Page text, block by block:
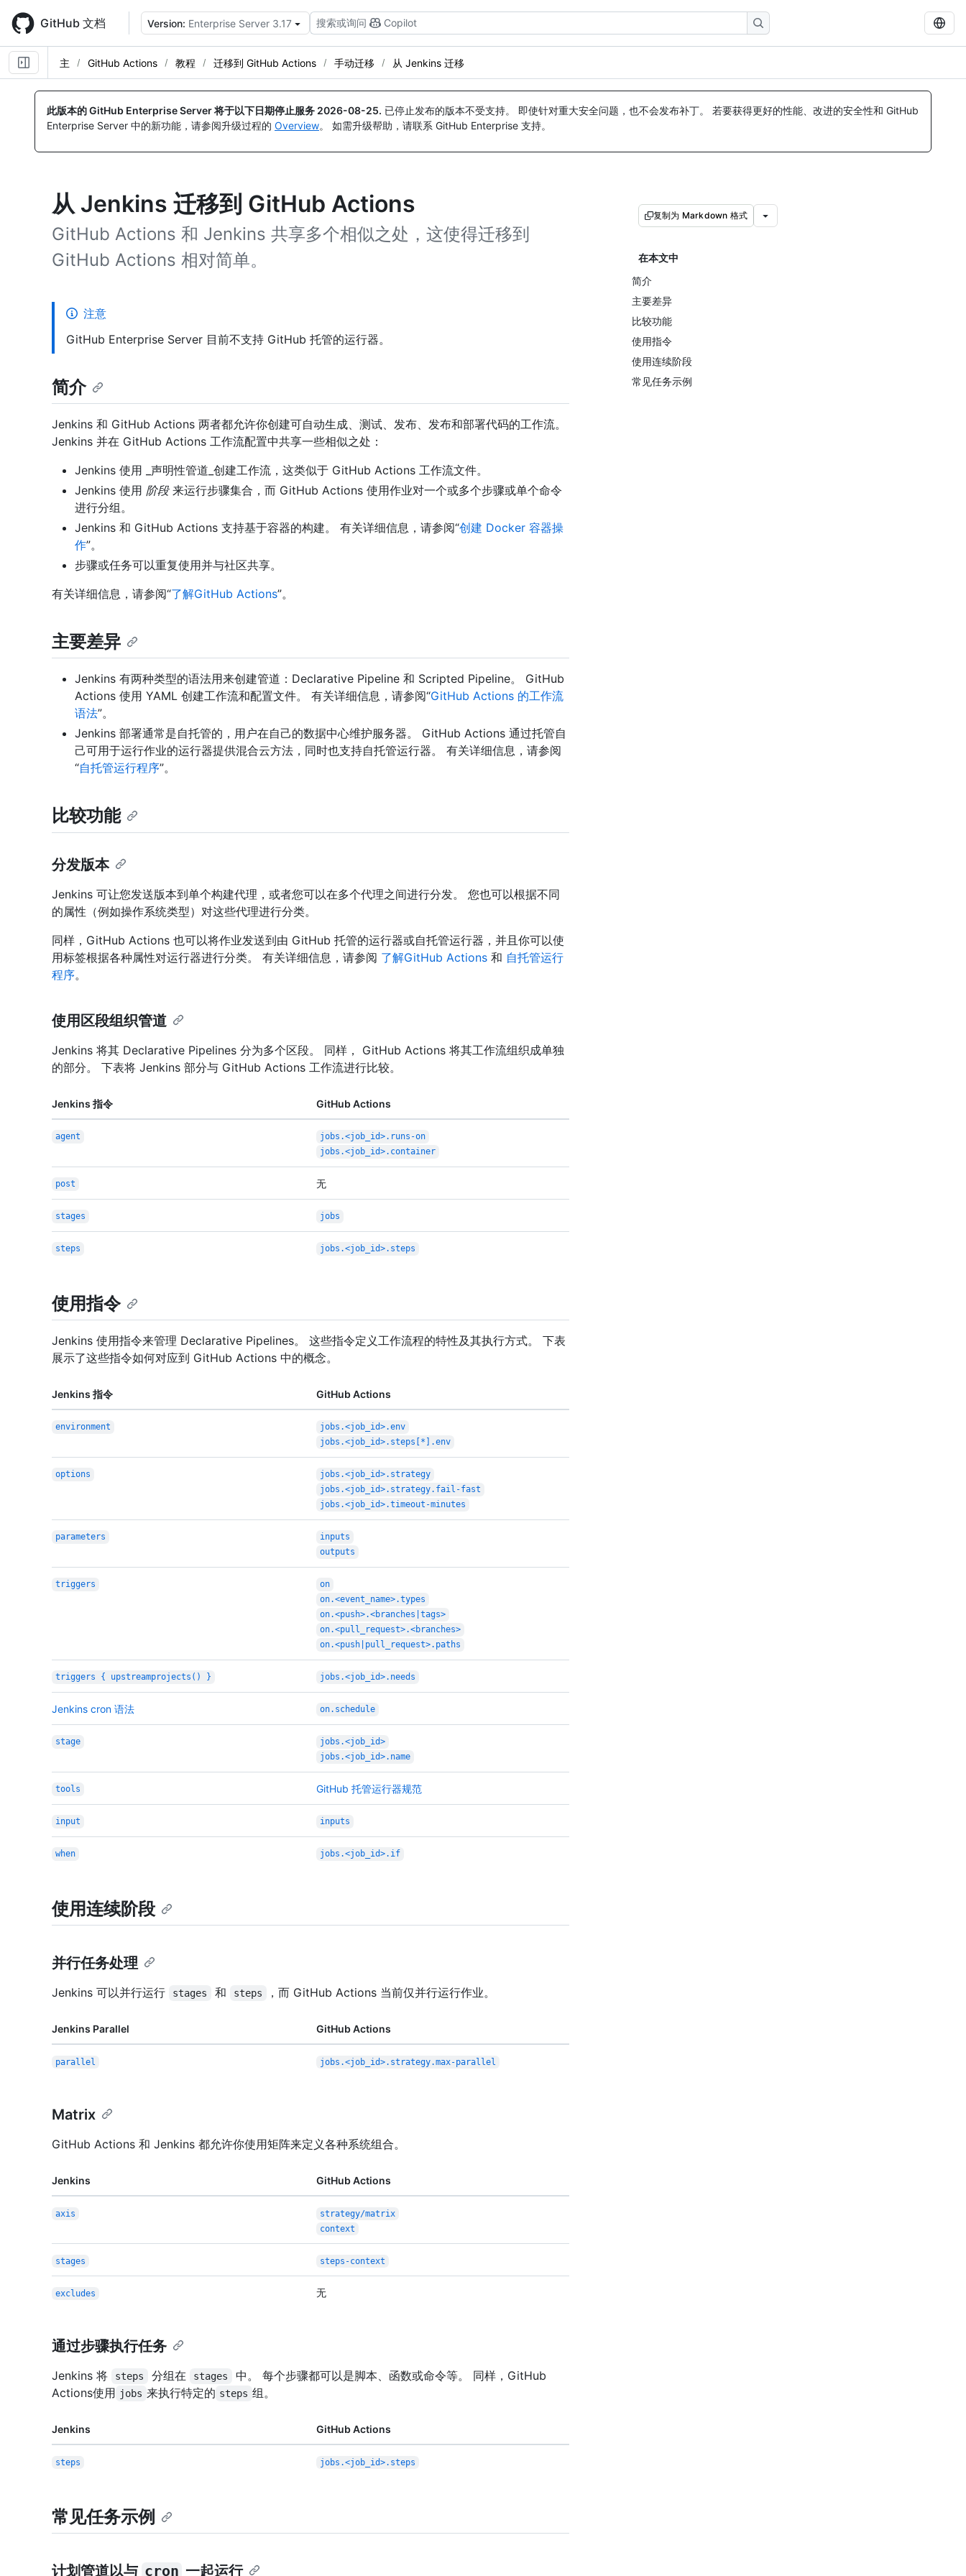
main
content
GitHub 文档 Version: Enterprise Server 3.17 搜索或询问 Copilot
主 GitHub Actions 教程 迁移到 GitHub Actions 手动迁移 从 Jenkins 迁移
此版本的 GitHub Enterprise Server 将于以下日期停止服务 2026-08-25. 已停止发布的版本不受支持。 即使针对重大安全问题，也不会发布补丁。 若要获得更好的性能、改进的安全性和 GitHub
Enterprise Server 中的新功能，请参阅升级过程的 Overview。 如需升级帮助，请联系 GitHub Enterprise 支持。
从 Jenkins 迁移到 GitHub Actions
GitHub Actions 和 Jenkins 共享多个相似之处，这使得迁移到
GitHub Actions 相对简单。
复制为 Markdown 格式
在本文中
简介
主要差异
比较功能
使用指令
使用连续阶段
常见任务示例
注意
GitHub Enterprise Server 目前不支持 GitHub 托管的运行器。
简介
Jenkins 和 GitHub Actions 两者都允许你创建可自动生成、测试、发布、发布和部署代码的工作流。
Jenkins 并在 GitHub Actions 工作流配置中共享一些相似之处：
Jenkins 使用 _声明性管道_创建工作流，这类似于 GitHub Actions 工作流文件。
Jenkins 使用 阶段来运行步骤集合，而 GitHub Actions 使用作业对一个或多个步骤或单个命令
进行分组。
Jenkins 和 GitHub Actions 支持基于容器的构建。 有关详细信息，请参阅“创建 Docker 容器操
作”。
步骤或任务可以重复使用并与社区共享。
有关详细信息，请参阅“了解GitHub Actions”。
主要差异
Jenkins 有两种类型的语法用来创建管道：Declarative Pipeline 和 Scripted Pipeline。 GitHub
Actions 使用 YAML 创建工作流和配置文件。 有关详细信息，请参阅“GitHub Actions 的工作流
语法”。
Jenkins 部署通常是自托管的，用户在自己的数据中心维护服务器。 GitHub Actions 通过托管自
己可用于运行作业的运行器提供混合云方法，同时也支持自托管运行器。 有关详细信息，请参阅
“自托管运行程序”。
比较功能
分发版本
Jenkins 可让您发送版本到单个构建代理，或者您可以在多个代理之间进行分发。 您也可以根据不同
的属性（例如操作系统类型）对这些代理进行分类。
同样，GitHub Actions 也可以将作业发送到由 GitHub 托管的运行器或自托管运行器，并且你可以使
用标签根据各种属性对运行器进行分类。 有关详细信息，请参阅 了解GitHub Actions 和 自托管运行
程序。
使用区段组织管道
Jenkins 将其 Declarative Pipelines 分为多个区段。 同样， GitHub Actions 将其工作流组织成单独
的部分。 下表将 Jenkins 部分与 GitHub Actions 工作流进行比较。
Jenkins 指令 GitHub Actions
agent
jobs.<job_id>.runs-on
jobs.<job_id>.container
post 无
stages jobs
steps jobs.<job_id>.steps
使用指令
Jenkins 使用指令来管理 Declarative Pipelines。 这些指令定义工作流程的特性及其执行方式。 下表
展示了这些指令如何对应到 GitHub Actions 中的概念。
Jenkins 指令 GitHub Actions
environment
jobs.<job_id>.env
jobs.<job_id>.steps[*].env
options
jobs.<job_id>.strategy
jobs.<job_id>.strategy.fail-fast
jobs.<job_id>.timeout-minutes
parameters
inputs
outputs
triggers
on
on.<event_name>.types
on.<push>.<branches|tags>
on.<pull_request>.<branches>
on.<push|pull_request>.paths
triggers { upstreamprojects() } jobs.<job_id>.needs
Jenkins cron 语法 on.schedule
stage
jobs.<job_id>
jobs.<job_id>.name
tools GitHub 托管运行器规范
input inputs
when jobs.<job_id>.if
使用连续阶段
并行任务处理
Jenkins 可以并行运行 stages 和 steps ，而 GitHub Actions 当前仅并行运行作业。
Jenkins Parallel GitHub Actions
parallel jobs.<job_id>.strategy.max-parallel
Matrix
GitHub Actions 和 Jenkins 都允许你使用矩阵来定义各种系统组合。
Jenkins GitHub Actions
axis
strategy/matrix
context
stages steps-context
excludes 无
通过步骤执行任务
Jenkins 将 steps 分组在 stages
中。 每个步骤都可以是脚本、函数或命令等。 同样，GitHub
Actions使用 jobs 来执行特定的 steps 组。
Jenkins GitHub Actions
steps jobs.<job_id>.steps
常见任务示例
计划管道以与 cron 一起运行